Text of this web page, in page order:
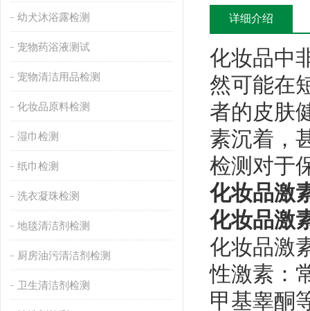
幼犬沐浴露检测
宠物药浴液测试
宠物清洁用品检测
化妆品原料检测
湿巾检测
纸巾检测
洗衣凝珠检测
地毯清洁剂检测
厨房油污清洁剂检测
卫生清洁剂检测
详细介绍
化妆品中
然可能在
者的皮肤
素沉着，
检测对于
化妆品激
化妆品激
化妆品激
性激素‌：
甲基睾酮